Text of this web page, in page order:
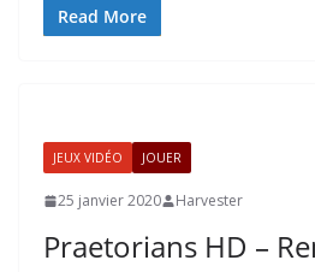
Read More
JEUX VIDÉO JOUER
25 janvier 2020 Harvester
Praetorians HD –